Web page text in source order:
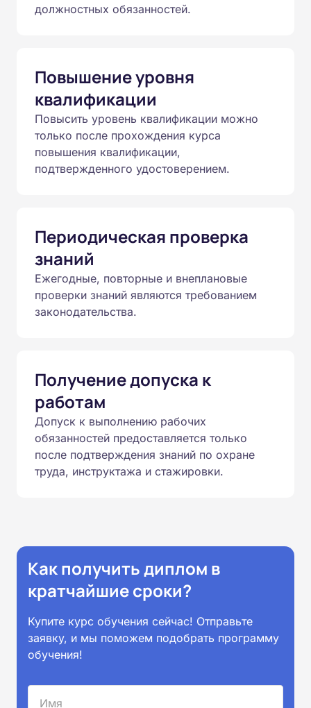
должностных обязанностей.
Повышение уровня
квалификации
Повысить уровень квалификации можно
только после прохождения курса
повышения квалификации,
подтвержденного удостоверением.
Периодическая проверка
знаний
Ежегодные, повторные и внеплановые
проверки знаний являются требованием
законодательства.
Получение допуска к
работам
Допуск к выполнению рабочих
обязанностей предоставляется только
после подтверждения знаний по охране
труда, инструктажа и стажировки.
Как получить диплом в
кратчайшие сроки?
Купите курс обучения сейчас! Отправьте
заявку, и мы поможем подобрать программу
обучения!